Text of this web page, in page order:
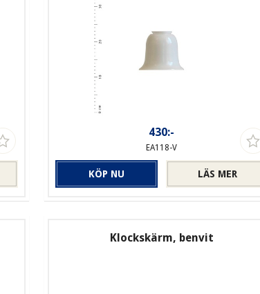
430:-
EA118-V
LÄS MER
KÖP NU
Klockskärm, benvit